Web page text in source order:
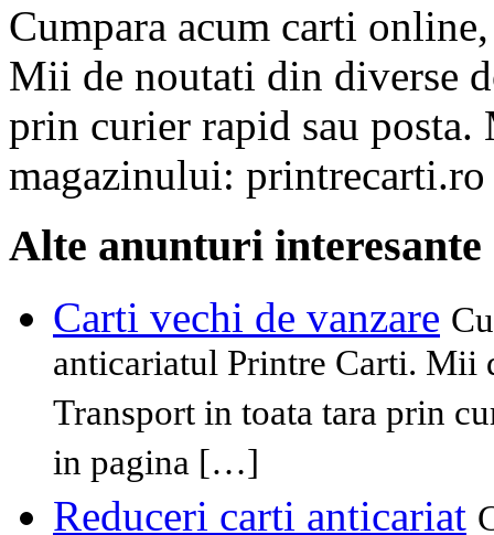
Cumpara acum carti
Mii de noutati din diverse
prin curier rapid sau
magazinului: printrecarti.ro
Alte anunturi interesante
Carti vechi de vanzare
anticariatul Printre Carti. Mii
Transport in toata tara prin
in pagina […]
Reduceri carti anticariat